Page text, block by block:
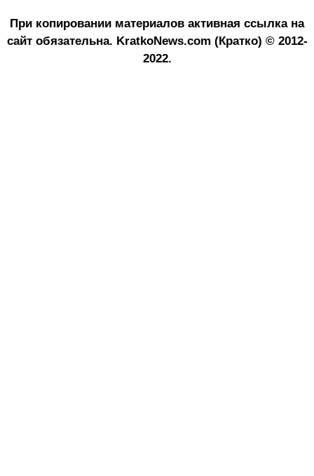
При копировании материалов активная ссылка на
сайт обязательна. KratkoNews.com (Кратко) © 2012-
2022.